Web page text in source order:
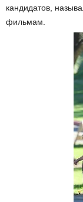
кандидатов,
фильмам.